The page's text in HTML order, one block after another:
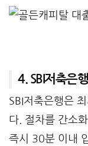
4. SBI저축은
SBI저축은행은
다. 절차를 간소
즉시 30분 이내